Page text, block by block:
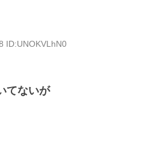
ID:UNOKVLhN0
てないが